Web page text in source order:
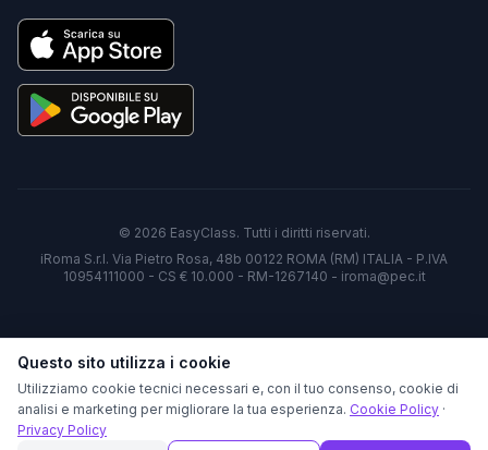
Questo sito utilizza i cookie
Utilizziamo cookie tecnici necessari e, con il tuo consenso, cookie di
analisi e marketing per migliorare la tua esperienza. Cookie Policy ·
Privacy Policy
© 2026 EasyClass. Tutti i diritti riservati.
iRoma S.r.l. Via Pietro Rosa, 48b 00122 ROMA (RM) ITALIA - P.IVA
10954111000 - CS € 10.000 - RM-1267140 - iroma@pec.it